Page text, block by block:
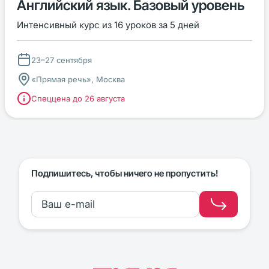
Английский язык. Базовый уровень
Интенсивный курс из 16 уроков за 5 дней
23–27 сентября
«Прямая речь», Москва
Спеццена до 26 августа
Подпишитесь, чтобы ничего не пропустить!